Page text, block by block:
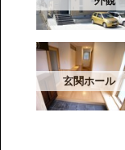
玄関ホール